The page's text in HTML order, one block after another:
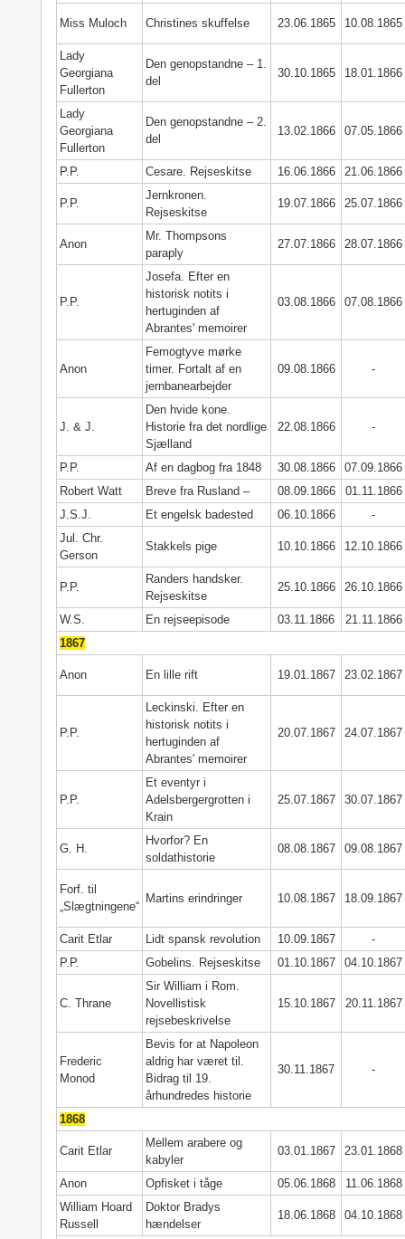
Miss Muloch Christines skuffelse 23.06.1865 10.08.1865
Lady
Georgiana
Fullerton
Den genopstandne – 1.
del
30.10.1865 18.01.1866
Lady
Georgiana
Fullerton
Den genopstandne – 2.
del
13.02.1866 07.05.1866
P.P. Cesare. Rejseskitse 16.06.1866 21.06.1866
P.P.
Jernkronen.
Rejseskitse
19.07.1866 25.07.1866
Anon
Mr. Thompsons
paraply
27.07.1866 28.07.1866
P.P.
Josefa. Efter en
historisk notits i
hertuginden af
Abrantes' memoirer
03.08.1866 07.08.1866
Anon
Femogtyve mørke
timer. Fortalt af en
jernbanearbejder
09.08.1866 -
J. & J.
Den hvide kone.
Historie fra det nordlige
Sjælland
22.08.1866 -
P.P. Af en dagbog fra 1848 30.08.1866
07.09.1866
Robert Watt
Breve fra Rusland – 08.09.1866
01.11.1866
J.S.J.
Et engelsk badested 06.10.1866
-
Jul. Chr.
Gerson
Stakkels pige 10.10.1866 12.10.1866
P.P.
Randers handsker.
Rejseskitse
25.10.1866 26.10.1866
W.S. En rejseepisode 03.11.1866
21.11.1866
1867
Anon En lille rift 19.01.1867 23.02.1867
P.P.
Leckinski. Efter en
historisk notits i
hertuginden af
Abrantes' memoirer
20.07.1867 24.07.1867
P.P.
Et eventyr i
Adelsbergergrotten i
Krain
25.07.1867 30.07.1867
G. H.
Hvorfor? En
soldathistorie
08.08.1867 09.08.1867
Forf. til
„Slægtningene“
Martins erindringer 10.08.1867 18.09.1867
Carit Etlar Lidt spansk revolution 10.09.1867
-
P.P.
Gobelins. Rejseskitse 01.10.1867 04.10.1867
C. Thrane
Sir William i Rom.
Novellistisk
rejsebeskrivelse
15.10.1867 20.11.1867
Frederic
Monod
Bevis for at Napoleon
aldrig har været til.
Bidrag til 19.
århundredes historie
30.11.1867 -
1868
Carit Etlar
Mellem arabere og
kabyler
03.01.1867 23.01.1868
Anon Opfisket i tåge 05.06.1868
11.06.1868
William Hoard
Russell
Doktor Bradys
hændelser
18.06.1868 04.10.1868